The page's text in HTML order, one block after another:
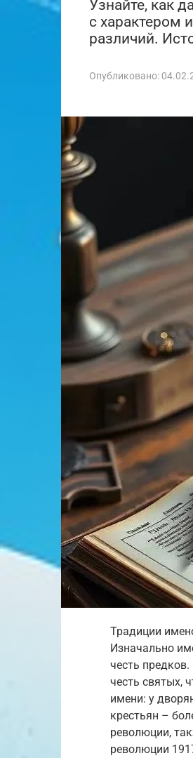
Узнайте, как
с характером
различий.
Опубликовано:
Традиции
Изначально
честь
честь святых,
имени: у
крестьян –
революции,
революции